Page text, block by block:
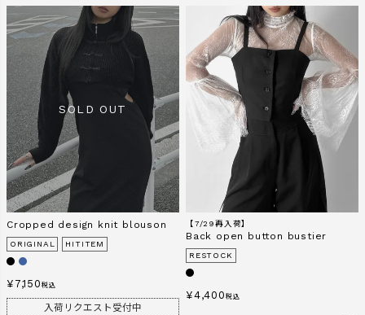
Cropped design knit blouson
ORIGINAL HITITEM
¥ 7,150 税込
入荷リクエスト受付中
【7/29再入荷】
Back open button bustier
RESTOCK
¥4,400 税込